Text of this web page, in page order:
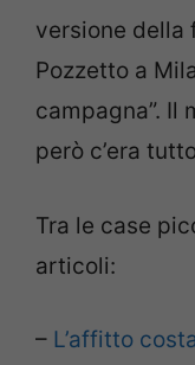
versione della
Pozzetto a
campagna”. Il
però c’era
Tra le case
articoli:
– L’affitto